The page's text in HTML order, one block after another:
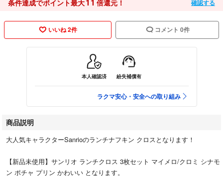
条件達成でポイント最大 倍還元！ 確認する
いいね 2件 コメント 0件
本人確認済 紛失補償有
ラクマ安心・安全への取り組み
商品説明
大人気キャラクターSanrioのランチナフキン クロスとなります！
【新品未使用】サンリオ ランチクロス 3枚セット マイメロ/クロミ シナモ
ン ポチャ プリン かわいい となります。